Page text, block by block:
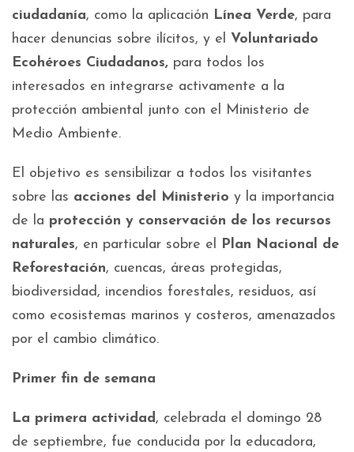
ciudadanía, como la aplicación Línea Verde, para
hacer denuncias sobre ilícitos, y el Voluntariado
Ecohéroes Ciudadanos, para todos los
interesados en integrarse activamente a la
protección ambiental junto con el Ministerio de
Medio Ambiente.
El objetivo es sensibilizar a todos los visitantes
sobre las acciones del Ministerio y la importancia
de la protección y conservación de los recursos
naturales, en particular sobre el Plan Nacional de
Reforestación, cuencas, áreas protegidas,
biodiversidad, incendios forestales, residuos, así
como ecosistemas marinos y costeros, amenazados
por el cambio climático.
Primer fin de semana
La primera actividad, celebrada el domingo 28
de septiembre, fue conducida por la educadora,